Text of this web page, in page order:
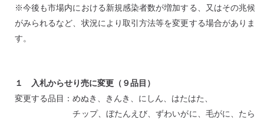
※今後も市場内における新規感染者数が増加する、又はその兆候
がみられるなど、状況により取引方法等を変更する場合がありま
す。
１ 入札からせり売に変更（９品目）
変更する品目：めぬき、きんき、にしん、はたはた、
チップ、ぼたんえび、ずわいがに、毛がに、たら